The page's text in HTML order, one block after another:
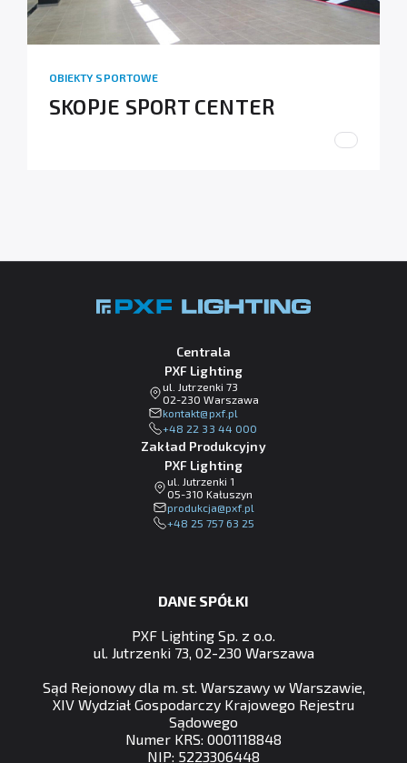
OBIEKTY SPORTOWE
SKOPJE SPORT CENTER
Centrala
PXF Lighting
ul. Jutrzenki 73
02-230 Warszawa
lp.fxp@tkatnok
+48 22 33 44 000
Zakład Produkcyjny
PXF Lighting
ul. Jutrzenki 1
05-310 Kałuszyn
lp.fxp@ajckudorp
+48 25 757 63 25
DANE SPÓŁKI
PXF Lighting Sp. z o.o.
ul. Jutrzenki 73, 02-230 Warszawa
Sąd Rejonowy dla m. st. Warszawy w Warszawie,
XIV Wydział Gospodarczy Krajowego Rejestru
Sądowego
Numer KRS: 0001118848
NIP: 5223306448